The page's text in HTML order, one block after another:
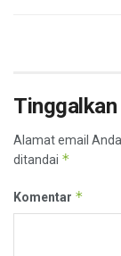
Tinggalkan
Alamat email
ditandai *
Komentar *